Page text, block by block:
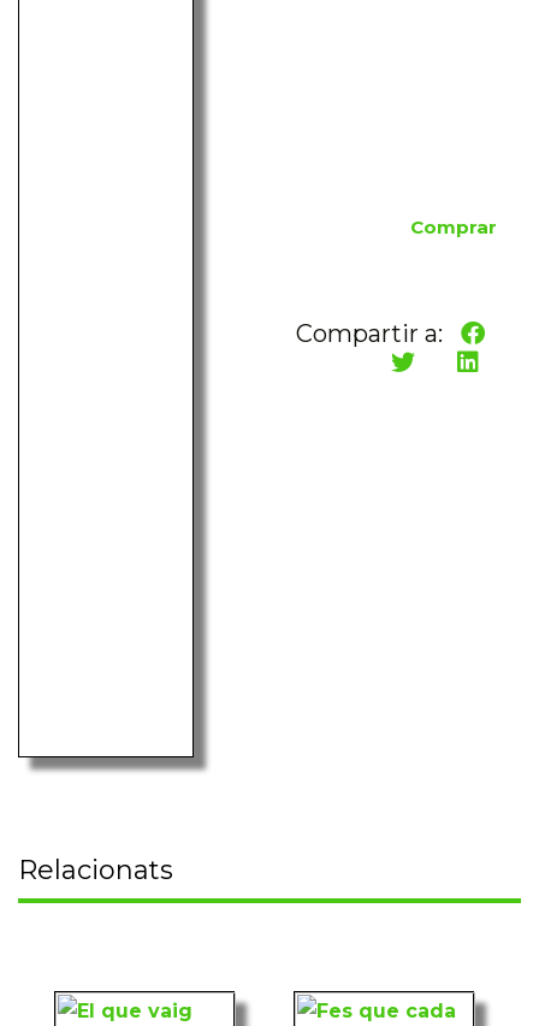
Comprar
Compartir a:
Relacionats